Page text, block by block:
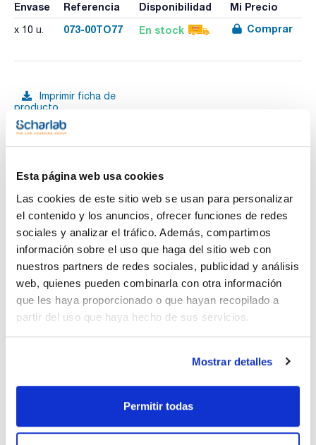
Esta página web usa cookies
Las cookies de este sitio web se usan para personalizar
el contenido y los anuncios, ofrecer funciones de redes
sociales y analizar el tráfico. Además, compartimos
información sobre el uso que haga del sitio web con
nuestros partners de redes sociales, publicidad y análisis
web, quienes pueden combinarla con otra información
que les haya proporcionado o que hayan recopilado a
partir del uso que haya hecho de sus servicios.
Mostrar detalles
Permitir todas
Envase Referencia Disponibilidad Mi Precio
x 10 u. 073-00TO77 En stock Comprar
Imprimir ficha de
producto
Características
Tapa para frasco de : 500 y 1000 mL
Off.
Ver más
Documentación técnica
TDS / Ficha técnica
Regístrate para
descargas
COA
Regístrate para
descargas
SDS/ Hoja de seguridad
Regístrate para
Los productos marcados con esta imagen son
productos marca Scharlau habitualmente en stock,
listos para una entrega inmediata.